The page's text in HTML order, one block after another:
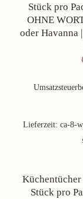
Stück pro
OHNE
oder Havanna
Lieferzeit: ca-8-
Stück pro